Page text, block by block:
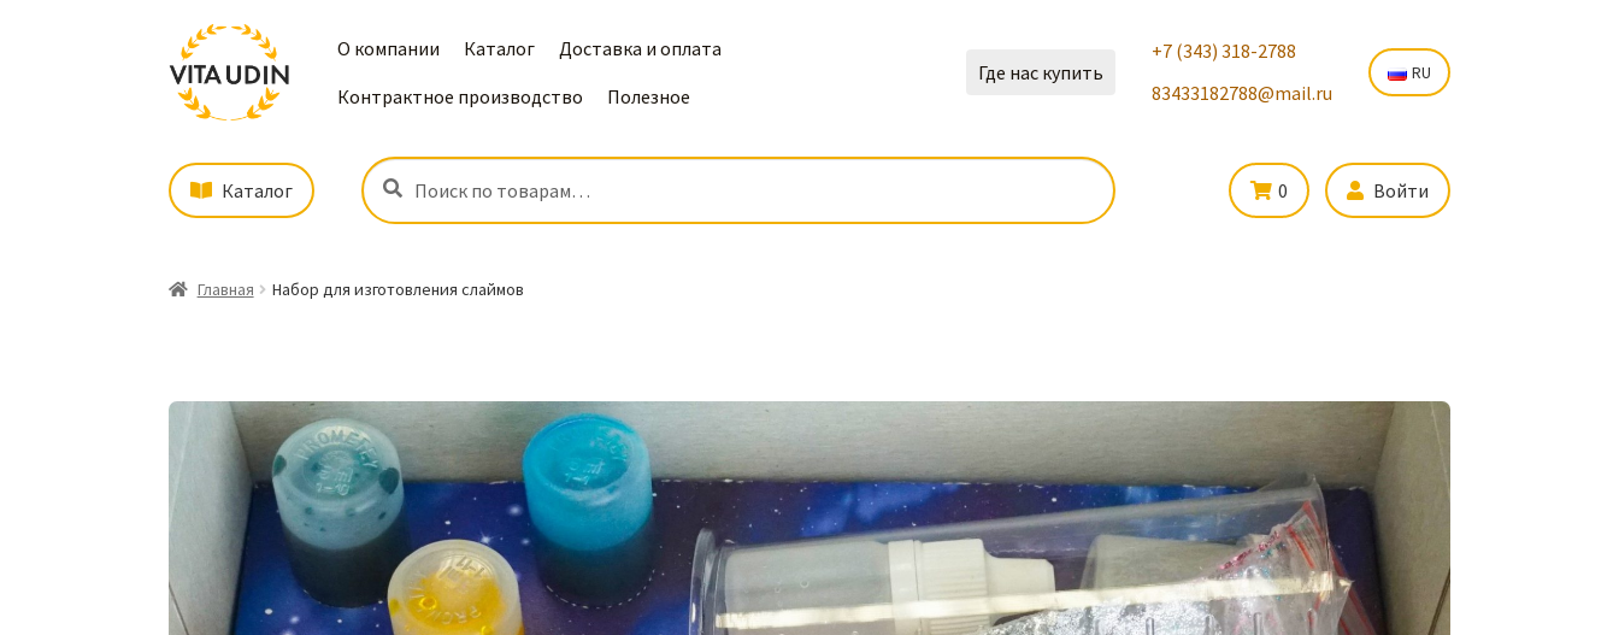
О компании Каталог
Доставка и оплата
Контрактное производство
Полезное
Где нас купить
+7 (343) 318-2788
83433182788@mail.ru
RU
Каталог
Искать:
Поиск
0
Войти
Главная Набор для изготовления слаймов